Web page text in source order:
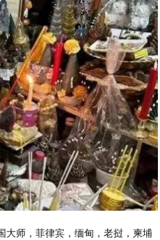
大师，菲律宾，缅甸，老挝，柬埔